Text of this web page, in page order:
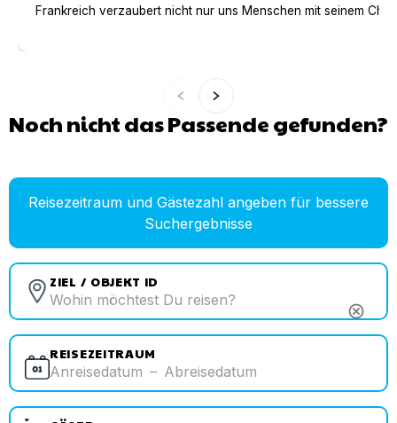
Frankreich verzaubert nicht nur uns Menschen mit seinem
Noch nicht das Passende gefunden?
Reisezeitraum und Gästezahl angeben für bessere
Suchergebnisse
ZIEL / OBJEKT ID
cancel
REISEZEITRAUM
Anreisedatum – Abreisedatum